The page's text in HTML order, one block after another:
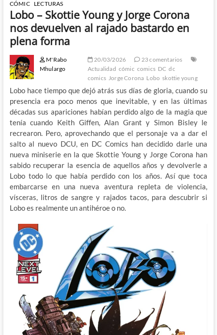
CÓMIC LECTURAS
Lobo – Skottie Young y Jorge Corona
nos devuelven al rajado bastardo en
plena forma
M'Rabo
Mhulargo
20/03/2026
23 comentarios
Actualidad cómic comics DC dc
comics Jorge Corona Lobo skottie young
Lobo hace tiempo que dejó atrás sus días de gloria, cuando su
presencia era poco menos que inevitable, y en las últimas
décadas sus apariciones habían perdido algo de la magia que
tenía cuando Keith Giffen, Alan Grant y Simon Bisley le
recrearon. Pero, aprovechando que el personaje va a dar el
salto al nuevo DCU, en DC Comics han decidido darle una
nueva miniserie en la que Skottie Young y Jorge Corona han
sabido recuperar la esencia de aquellos años y devolverle a
Lobo todo lo que había perdido con los años. Así que toca
embarcarse en una nueva aventura repleta de violencia,
vísceras, litros de sangre y rajados tacos, para descubrir si
Lobo es realmente un antihéroe o no.